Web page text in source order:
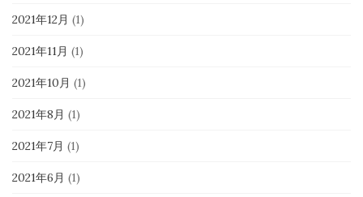
2021年12月 (1)
2021年11月 (1)
2021年10月 (1)
2021年8月 (1)
2021年7月 (1)
2021年6月 (1)